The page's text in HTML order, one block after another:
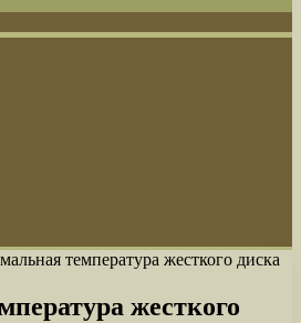
температура жесткого диска
жесткого